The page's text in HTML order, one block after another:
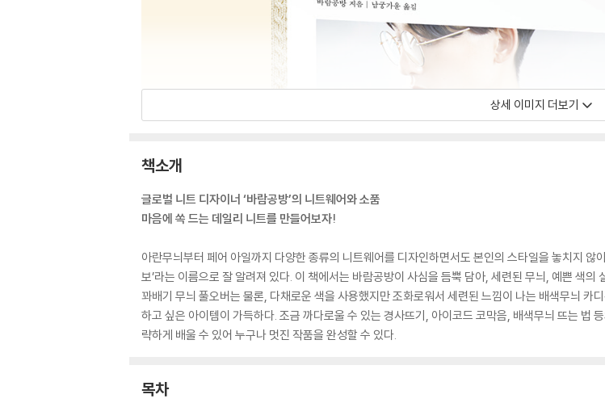
상세 이미지 더보기
책소개
글로벌 니트 디자이너 ‘바람공방’의 니트웨어와 소품
마음에 쏙 드는 데일리 니트를 만들어보자!
아란무늬부터 페어 아일까지 다양한 종류의 니트웨어를 디자인하면서도 본인의 스타일을 놓치지 않
보’라는 이름으로 잘 알려져 있다. 이 책에서는 바람공방이 사심을 듬뿍 담아, 세련된 무늬, 예쁜 색
꽈배기 무늬 풀오버는 물론, 다채로운 색을 사용했지만 조화로워서 세련된 느낌이 나는 배색무늬 카
하고 싶은 아이템이 가득하다. 조금 까다로울 수 있는 경사뜨기, 아이코드 코막음, 배색무늬 뜨는 법
략하게 배울 수 있어 누구나 멋진 작품을 완성할 수 있다.
목차